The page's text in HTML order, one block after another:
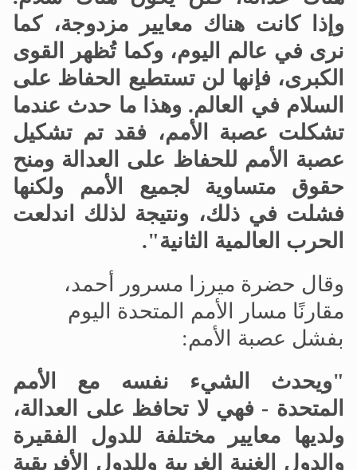
وإذا كانت هناك معايير مزدوجة، كما
نرى في عالم اليوم، وكما تُظهر القوى
الكبرى، فإنها لن تستطيع الحفاظ على
السلام في العالم. وهذا ما حدث عندما
تشكلت عصبة الأمم، فقد تم تشكيل
عصبة الأمم للحفاظ على العدالة ومنح
حقوق متساوية لجميع الأمم ولكنها
فشلت في ذلك، ونتيجة لذلك اندلعت
الحرب العالمية الثانية".
وقال حضرة ميرزا مسرور أحمد،
مقارنًا مسار الأمم المتحدة اليوم
بفشل عصبة الأمم:
"ويحدث الشيء نفسه مع الأمم
المتحدة - فهي لا تحافظ على العدالة،
ولديها معايير مختلفة للدول الفقيرة
والدول الغنية الغربية وللدول الأفريقية